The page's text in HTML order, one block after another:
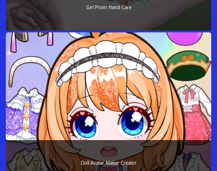
Girl Prom Hand Care
Doll Avatar Maker Creator